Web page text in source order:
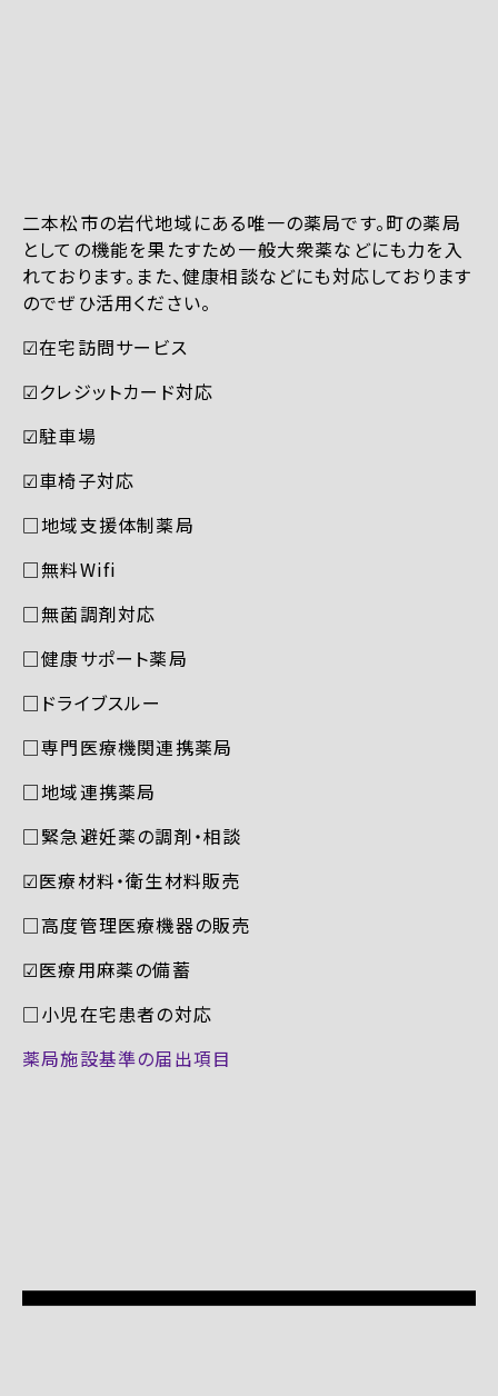
二本松市の岩代地域にある唯一の薬局です。町の薬局
としての機能を果たすため一般大衆薬などにも力を入
れております。また、健康相談などにも対応しております
のでぜひ活用ください。
☑︎在宅訪問サービス
☑︎クレジットカード対応
☑︎駐車場
☑︎車椅子対応
□地域支援体制薬局
□無料Wifi
□無菌調剤対応
□健康サポート薬局
□ドライブスルー
□専門医療機関連携薬局
□地域連携薬局
□緊急避妊薬の調剤・相談
☑︎医療材料・衛生材料販売
□高度管理医療機器の販売
☑︎医療用麻薬の備蓄
□小児在宅患者の対応
薬局施設基準の届出項目